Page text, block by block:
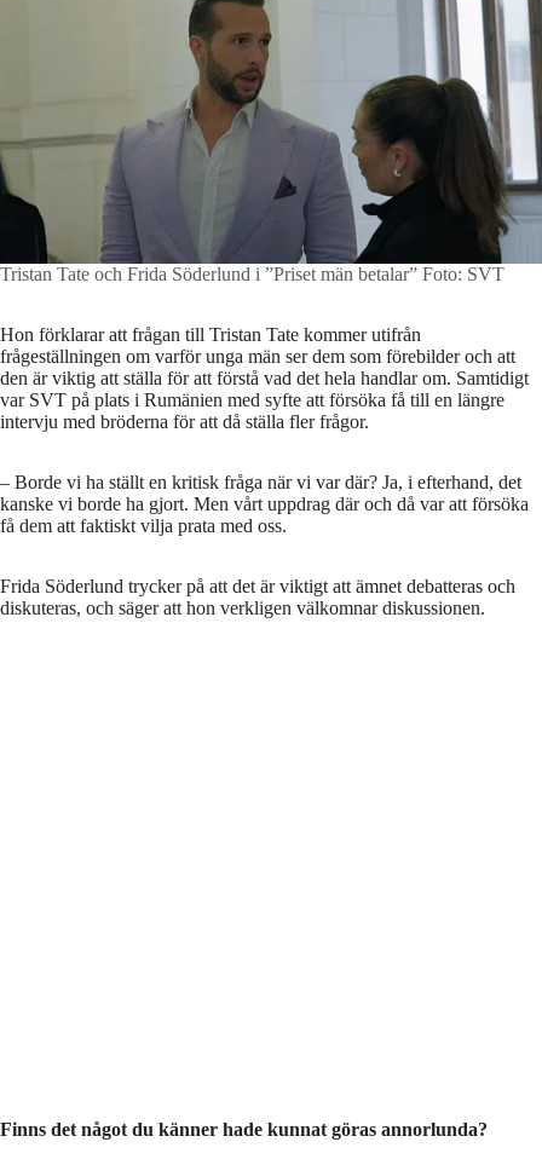
Tristan Tate och Frida Söderlund i ”Priset män betalar” Foto: SVT
Hon förklarar att frågan till Tristan Tate kommer utifrån
frågeställningen om varför unga män ser dem som förebilder och att
den är viktig att ställa för att förstå vad det hela handlar om. Samtidigt
var SVT på plats i Rumänien med syfte att försöka få till en längre
intervju med bröderna för att då ställa fler frågor.
– Borde vi ha ställt en kritisk fråga när vi var där? Ja, i efterhand, det
kanske vi borde ha gjort. Men vårt uppdrag där och då var att försöka
få dem att faktiskt vilja prata med oss.
Frida Söderlund trycker på att det är viktigt att ämnet debatteras och
diskuteras, och säger att hon verkligen välkomnar diskussionen.
Finns det något du känner hade kunnat göras annorlunda?